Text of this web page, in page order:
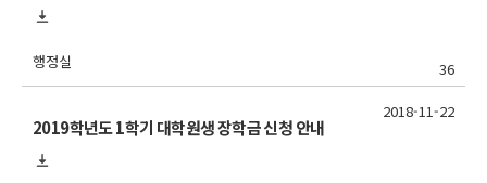
행정실 36
2019학년도 1학기 대학원생 장학금 신청 안내
2018-11-22